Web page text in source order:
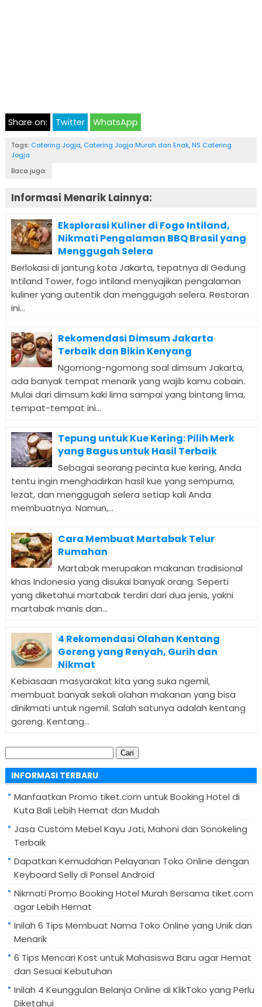
Share on: Twitter WhatsApp
Tags: Catering Jogja, Catering Jogja Murah dan Enak, NS Catering
Jogja
Baca juga:
Informasi Menarik Lainnya:
Eksplorasi Kuliner di Fogo Intiland,
Nikmati Pengalaman BBQ Brasil yang
Menggugah Selera
Berlokasi di jantung kota Jakarta, tepatnya di Gedung
Intiland Tower, fogo intiland menyajikan pengalaman
kuliner yang autentik dan menggugah selera. Restoran
ini...
Rekomendasi Dimsum Jakarta
Terbaik dan Bikin Kenyang
Ngomong-ngomong soal dimsum Jakarta,
ada banyak tempat menarik yang wajib kamu cobain.
Mulai dari dimsum kaki lima sampai yang bintang lima,
tempat-tempat ini...
Tepung untuk Kue Kering: Pilih Merk
yang Bagus untuk Hasil Terbaik
Sebagai seorang pecinta kue kering, Anda
tentu ingin menghadirkan hasil kue yang sempurna,
lezat, dan menggugah selera setiap kali Anda
membuatnya. Namun,...
Cara Membuat Martabak Telur
Rumahan
Martabak merupakan makanan tradisional
khas Indonesia yang disukai banyak orang. Seperti
yang diketahui martabak terdiri dari dua jenis, yakni
martabak manis dan...
4 Rekomendasi Olahan Kentang
Goreng yang Renyah, Gurih dan
Nikmat
Kebiasaan masyarakat kita yang suka ngemil,
membuat banyak sekali olahan makanan yang bisa
dinikmati untuk ngemil. Salah satunya adalah kentang
goreng. Kentang...
untuk:
INFORMASI TERBARU
Manfaatkan Promo tiket.com untuk Booking Hotel di
Kuta Bali Lebih Hemat dan Mudah
Jasa Custom Mebel Kayu Jati, Mahoni dan Sonokeling
Terbaik
Dapatkan Kemudahan Pelayanan Toko Online dengan
Keyboard Selly di Ponsel Android
Nikmati Promo Booking Hotel Murah Bersama tiket.com
agar Lebih Hemat
Inilah 6 Tips Membuat Nama Toko Online yang Unik dan
Menarik
6 Tips Mencari Kost untuk Mahasiswa Baru agar Hemat
dan Sesuai Kebutuhan
Inilah 4 Keunggulan Belanja Online di KlikToko yang Perlu
Diketahui